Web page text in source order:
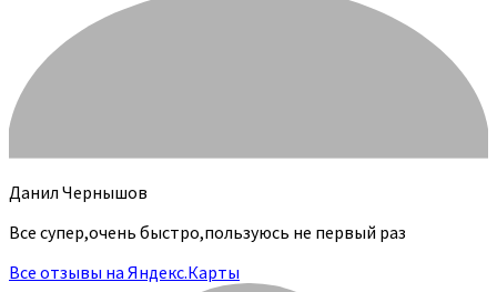
Данил Чернышов
Все супер,очень быстро,пользуюсь не первый раз
Все отзывы на Яндекс.Карты